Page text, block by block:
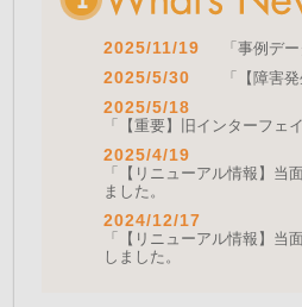
2025/11/19 「事例デ
2025/5/30 「【障害
2025/5/18
「【重要】旧インターフ
2025/4/19
「【リニューアル情報】
ました。
2024/12/17
「【リニューアル情報】当
しました。